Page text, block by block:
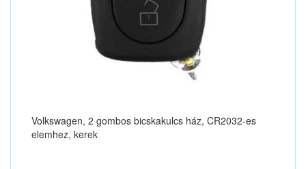
Volkswagen, 2 gombos bicskakulcs ház, CR2032-es
elemhez, kerek